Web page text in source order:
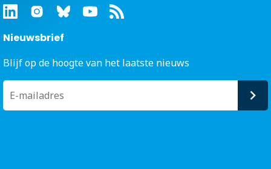
Nieuwsbrief
Blijf op de hoogte van het laatste nieuws